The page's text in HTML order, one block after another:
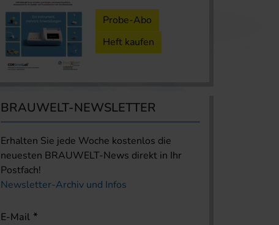
Probe-Abo
Heft kaufen
BRAUWELT-NEWSLETTER
Erhalten Sie jede Woche kostenlos die
neuesten BRAUWELT-News direkt in Ihr
Postfach!
Newsletter-Archiv und Infos
E-Mail